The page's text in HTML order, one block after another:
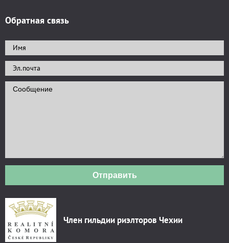
Обратная связь
Отправить
Член гильдии риэлторов Чехии